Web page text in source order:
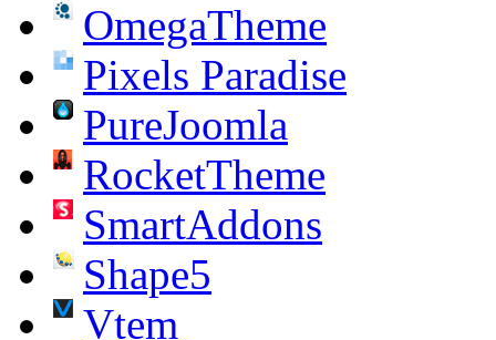
OmegaTheme
Pixels Paradise
PureJoomla
RocketTheme
SmartAddons
Shape5
Vtem